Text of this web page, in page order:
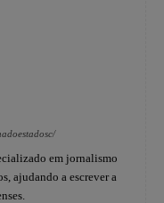
em jornalismo
ajudando a escrever a